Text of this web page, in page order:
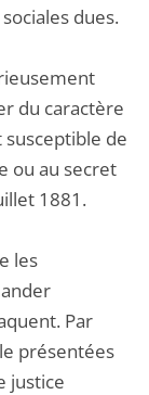
dues.
du caractère
de
ou au secret
1881.
les
Par
présentées
justice